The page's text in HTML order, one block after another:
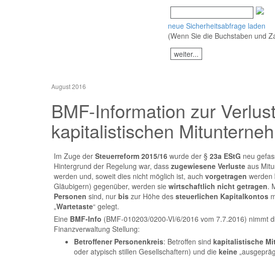
neue Sicherheitsabfrage laden
(Wenn Sie die Buchstaben und
August 2016
BMF-Information zur
kapitalistischen
Im Zuge der Steuerreform 2015/16 wurde der § 23a EStG neu
Hintergrund der Regelung war, dass zugewiesene Verluste aus
werden und, soweit dies nicht möglich ist, auch vorgetragen werden
Gläubigern) gegenüber, werden sie wirtschaftlich nicht getragen.
Personen sind, nur bis zur Höhe des steuerlichen Kapitalkontos
„Wartetaste“ gelegt.
Eine BMF-Info (BMF-010203/0200-VI/6/2016 vom 7.7.2016) nimmt
Finanzverwaltung Stellung:
Betroffener Personenkreis: Betroffen sind kapitalistische
oder atypisch stillen Gesellschaftern) und die keine